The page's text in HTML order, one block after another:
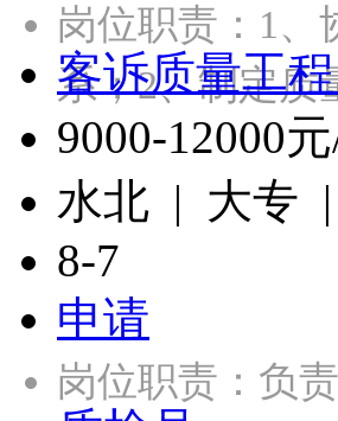
岗位职责：1、
系；2、制定
客诉质量工
9000-12000元
水北 | 大专
8-7
申请
岗位职责：负